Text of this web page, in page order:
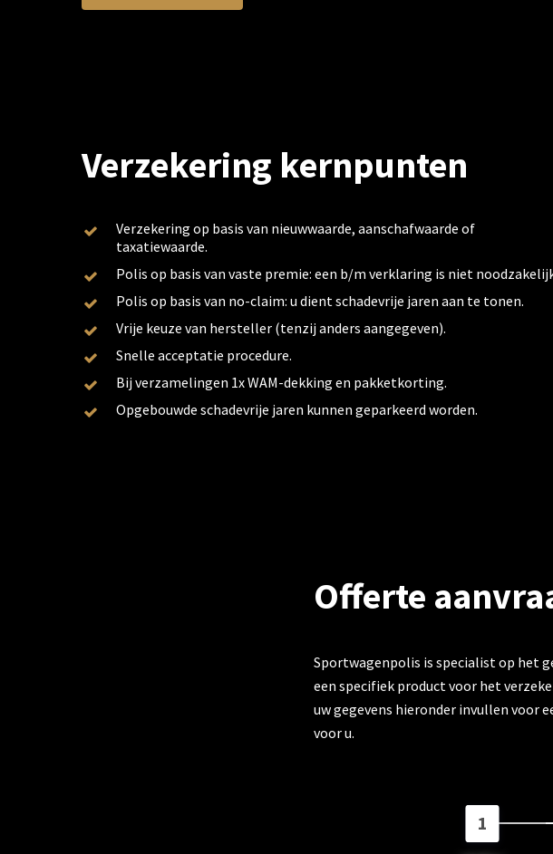
Verzekering kernpunten
Verzekering op basis van nieuwwaarde, aanschafwaarde of
taxatiewaarde.
Polis op basis van vaste premie: een b/m verklaring is niet
Polis op basis van no-claim: u dient schadevrije jaren aan te tonen.
Vrije keuze van hersteller (tenzij anders aangegeven).
Snelle acceptatie procedure.
Bij verzamelingen 1x WAM-dekking en pakketkorting.
Opgebouwde schadevrije jaren kunnen geparkeerd worden.
Offerte
Sportwagenpolis is specialist op het
een specifiek product voor het
uw gegevens hieronder invullen voor
voor u.
1